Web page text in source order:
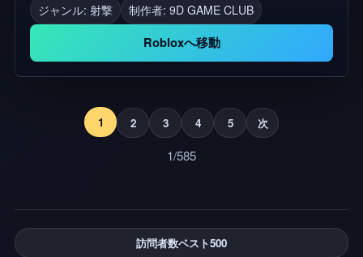
キンを売ってキャッシュを稼ごう！ 💵 キャッシュ
を使ってプレミアムスキンをアンロックしよう！ 📈
真のプレイヤー主導の市場を体験してください。費
用をかけなくても素晴らしいスキンを手に入れまし
XBOX、PlayStation 5で利用可能！ ⭐ プレミアムプ
レイヤーは、マッチ内で+20%のクレジットを獲得
RMB: エイム V: 検査 Ctrl / C: かがむとスライド 🎮コ
ントローラー R2：撃つ L2：照準 Y: 検査 📱モバイ
ル 自動ロックをサポートします 🚫 不正行為は永久
ジャンル: 射撃
制作者: 9D GAME CLUB
Robloxへ移動
1 2 3 4 5 次
1/585
訪問者数ベスト500